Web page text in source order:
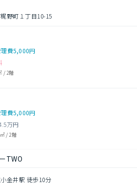
野町１丁目10-15
費5,000円
/ 2階
費5,000円
万円
/ 2階
TWO
金井駅 徒歩10分